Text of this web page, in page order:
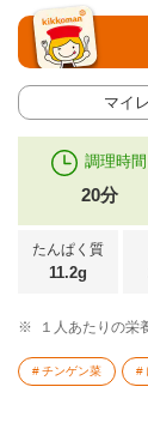
マイ
調理時間
20分
たんぱく質
11.2g
※ １人あたりの栄
チンゲン菜